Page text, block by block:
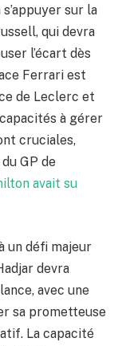
sur la
qui devra
l’écart dès
Ferrari est
de Leclerc et
à gérer
cruciales,
GP de
avait su
un défi majeur
devra
avec une
sa prometteuse
La capacité